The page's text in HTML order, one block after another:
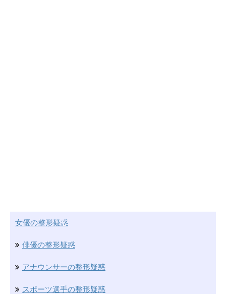
女優の整形疑惑
俳優の整形疑惑
アナウンサーの整形疑惑
スポーツ選手の整形疑惑